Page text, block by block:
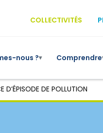
COLLECTIVITÉS
nous ?▾ Comprendre
D’ÉPISODE DE POLLUTION